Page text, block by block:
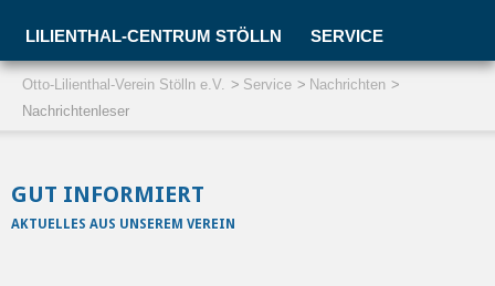
LILIENTHAL-CENTRUM STÖLLN SERVICE
Otto-Lilienthal-Verein Stölln e.V. Service
Nachrichten
Nachrichtenleser
GUT INFORMIERT
AKTUELLES AUS UNSEREM VEREIN